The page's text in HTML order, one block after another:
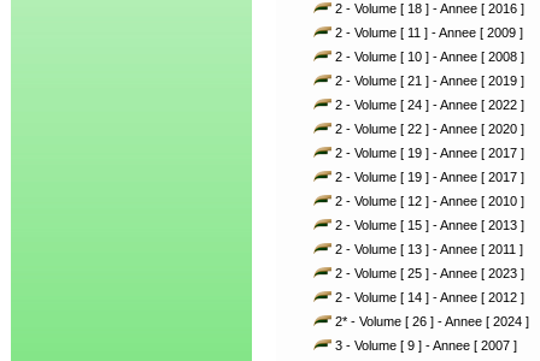
2 - Volume [ 18 ] - Annee [ 2016 ]
2 - Volume [ 11 ] - Annee [ 2009 ]
2 - Volume [ 10 ] - Annee [ 2008 ]
2 - Volume [ 21 ] - Annee [ 2019 ]
2 - Volume [ 24 ] - Annee [ 2022 ]
2 - Volume [ 22 ] - Annee [ 2020 ]
2 - Volume [ 19 ] - Annee [ 2017 ]
2 - Volume [ 19 ] - Annee [ 2017 ]
2 - Volume [ 12 ] - Annee [ 2010 ]
2 - Volume [ 15 ] - Annee [ 2013 ]
2 - Volume [ 13 ] - Annee [ 2011 ]
2 - Volume [ 25 ] - Annee [ 2023 ]
2 - Volume [ 14 ] - Annee [ 2012 ]
2* - Volume [ 26 ] - Annee [ 2024 ]
3 - Volume [ 9 ] - Annee [ 2007 ]